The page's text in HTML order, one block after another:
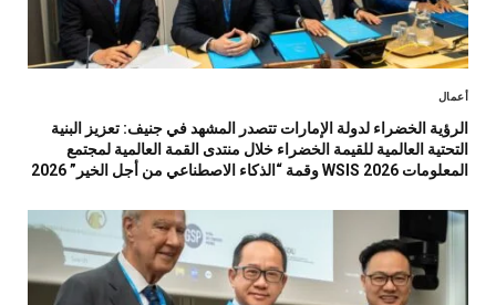
أعمال
الرؤية الخضراء لدولة الإمارات تتصدر المشهد في جنيف: تعزيز البنية
التحتية العالمية للقيمة الخضراء خلال منتدى القمة العالمية لمجتمع
المعلومات WSIS 2026 وقمة “الذكاء الاصطناعي من أجل الخير” 2026